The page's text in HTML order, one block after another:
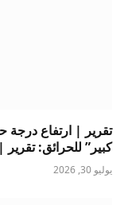
تقرير | ارتفاع درجة
كبير” للحرائق: تقرير
يوليو 30, 2026